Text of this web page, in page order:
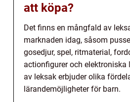
att köpa?
Det finns en mångfald av
marknaden idag, såsom
gosedjur, spel, ritmaterial,
actionfigurer och elektroniska
av leksak erbjuder olika
lärandemöjligheter för barn.